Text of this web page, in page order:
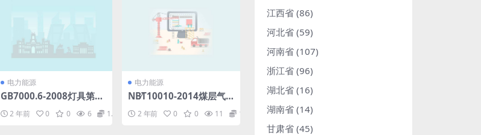
电力能源
GB7000.6-2008灯具第2-
6部分：特殊要求带内装式
钨丝灯变压器或转换器的
2 年前 0 0 6 1.98
电力能源
NB∕T10010-2014煤层气
地震勘探资料采集规范(9.
84MB)pdf
2 年前 0 0 11 1.98
江西省 (86)
河北省 (59)
河南省 (107)
浙江省 (96)
湖北省 (16)
湖南省 (14)
甘肃省 (45)